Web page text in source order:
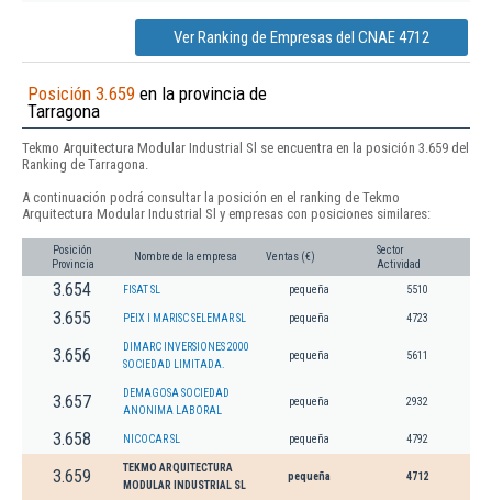
Ver Ranking de Empresas del CNAE 4712
Posición 3.659 en la provincia de
Tarragona
Tekmo Arquitectura Modular Industrial Sl se encuentra en la posición 3.659 del
Ranking de Tarragona.
A continuación podrá consultar la posición en el ranking de Tekmo
Arquitectura Modular Industrial Sl y empresas con posiciones similares:
Posición
Provincia
Nombre de la empresa Ventas (€)
Sector
Actividad
3.654 FISAT SL pequeña 5510
3.655 PEIX I MARISC SELEMAR SL pequeña 4723
3.656
DIMARC INVERSIONES 2000
SOCIEDAD LIMITADA.
pequeña 5611
3.657
DEMAGOSA SOCIEDAD
ANONIMA LABORAL
pequeña 2932
3.658 NICOCAR SL pequeña 4792
3.659
TEKMO ARQUITECTURA
MODULAR INDUSTRIAL SL
pequeña 4712